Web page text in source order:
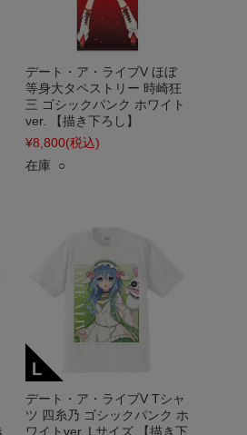
デート・ア・ライブV ほぼ
等身大タペストリー 時崎狂
三 ゴシックパンク ホワイト
ver. 【描き下ろし】
¥8,800(税込)
在庫 ○
デート・ア・ライブV Tシャ
ツ 四糸乃 ゴシックパンク ホ
ワイトver. Lサイズ 【描き下